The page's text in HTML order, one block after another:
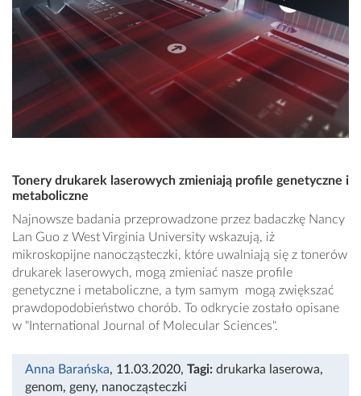
Tonery drukarek laserowych zmieniają profile genetyczne i
metaboliczne
Najnowsze badania przeprowadzone przez badaczkę Nancy
Lan Guo z West Virginia University wskazują, iż
mikroskopijne nanocząsteczki, które uwalniają się z tonerów
drukarek laserowych, mogą zmieniać nasze profile
genetyczne i metaboliczne, a tym samym mogą zwiększać
prawdopodobieństwo chorób. To odkrycie zostało opisane
w "International Journal of Molecular Sciences".
Anna Barańska, 11.03.2020, Tagi: drukarka laserowa,
genom, geny, nanocząsteczki